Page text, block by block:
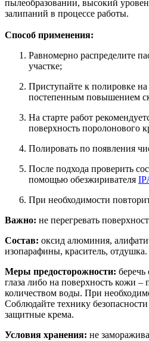
пылеобразовании, высокий
залипаний в процессе работы.
Способ применения:
Равномерно распределите
участке;
Приступайте к полировке
постепенным повышением
На старте работ
поверхность поролонового
Полировать по появления
После подхода проверить
помощью обезжиривателя
При необходимости
Важно: не перегревать
Состав: оксид алюминия,
изопарафины, краситель, отдушка.
Меры предосторожности:
глаза либо на поверхность кожи
количеством воды. При
Соблюдайте технику
защитные крема.
Условия хранения: не